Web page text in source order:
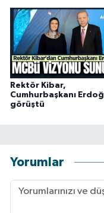
Rektör Kibar,
Cumhurbaşkanı
görüştü
Yorumlar